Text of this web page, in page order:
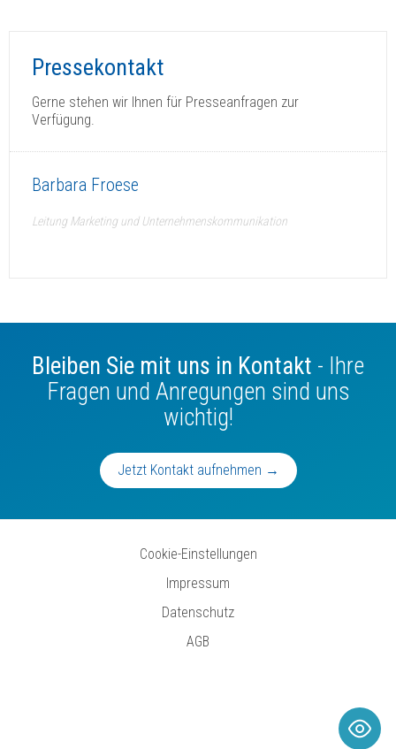
Pressekontakt
Gerne stehen wir Ihnen für Presseanfragen zur
Verfügung.
Barbara Froese
Leitung Marketing und Unternehmenskommunikation
Bleiben Sie mit uns in Kontakt - Ihre
Fragen und Anregungen sind uns
wichtig!
Jetzt Kontakt aufnehmen →
Cookie-Einstellungen
Impressum
Datenschutz
AGB